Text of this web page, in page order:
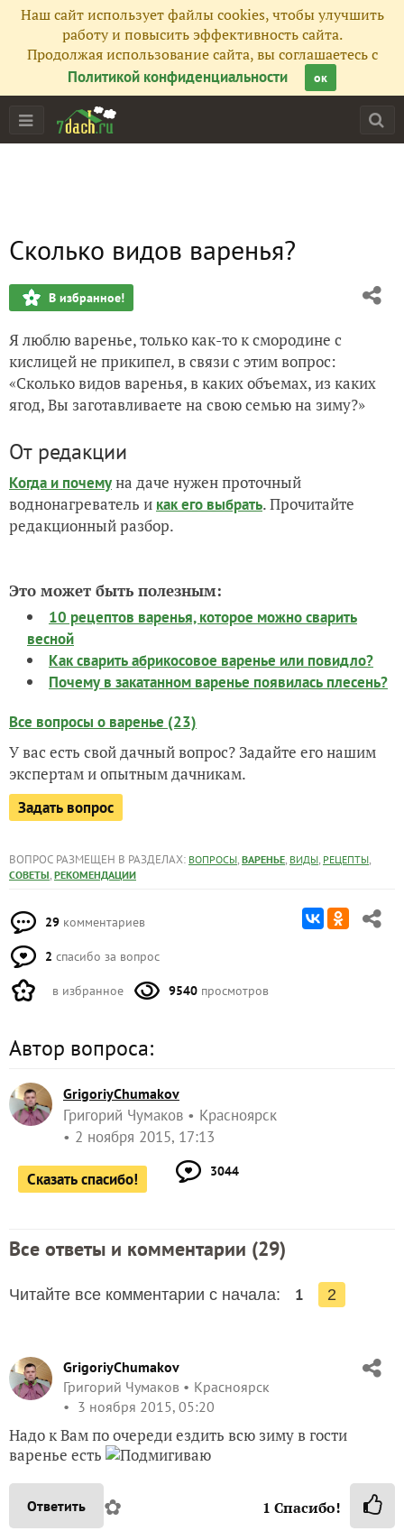
Наш сайт использует файлы cookies, чтобы улучшить
работу и повысить эффективность сайта.
Продолжая использование сайта, вы соглашаетесь с
Политикой конфиденциальности
ок
Сколько видов варенья?
В избранное!
Я люблю варенье, только как-то к смородине с
кислицей не прикипел, в связи с этим вопрос:
«Сколько видов варенья, в каких объемах, из каких
ягод, Вы заготавливаете на свою семью на зиму?»
От редакции
Когда и почемуна даче нужен проточный
воднонагреватель и как его выбрать. Прочитайте
редакционный разбор.
Это может быть полезным:
10 рецептов варенья, которое можно сварить
весной
Как сварить абрикосовое варенье или повидло?
Почему в закатанном варенье появилась плесень?
Все вопросы о варенье (23)
У вас есть свой дачный вопрос? Задайте его нашим
экспертам и опытным дачникам.
Задать вопрос
ВОПРОС РАЗМЕЩЕН В РАЗДЕЛАХ: ВОПРОСЫ, ВАРЕНЬЕ, ВИДЫ, РЕЦЕПТЫ,
СОВЕТЫ, РЕКОМЕНДАЦИИ
29 комментариев
2 спасибо за вопрос
в избранное 9540 просмотров
Автор вопроса:
GrigoriyChumakov
Григорий Чумаков
Красноярск
2 ноября 2015, 17:13
Сказать спасибо! 3044
Все ответы и комментарии (29)
Читайте все комментарии с начала: 1 2
GrigoriyChumakov
Григорий Чумаков
Красноярск
3 ноября 2015, 05:20
Надо к Вам по очереди ездить всю зиму в гости
варенье есть
Ответить ✿ 1 Спасибо!